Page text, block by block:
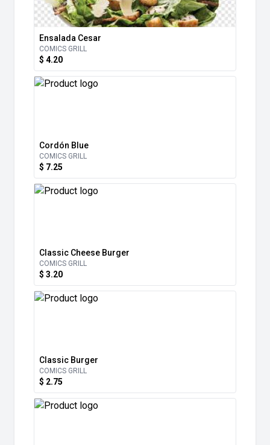
Ensalada Cesar
COMICS GRILL
$ 4.20
Cordón Blue
COMICS GRILL
$ 7.25
Classic Cheese Burger
COMICS GRILL
$ 3.20
Classic Burger
COMICS GRILL
$ 2.75